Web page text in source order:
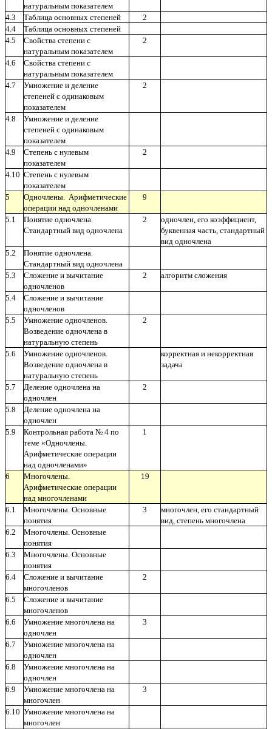
натуральным показателем
4.3
Таблица основных степеней
2
4.4
Таблица основных степеней
4.5
Свойства степени с
натуральным показателем
2
4.6
Свойства степени с
натуральным показателем
4.7
Умножение и деление
степеней с одинаковым
показателем
2
4.8
Умножение и деление
степеней с одинаковым
показателем
4.9
Степень с нулевым
показателем
2
4.10 Степень с нулевым
показателем
5
Одночлены. Арифметические
операции над одночленами
9
5.1
Понятие одночлена.
Стандартный вид одночлена
2
одночлен, его коэффициент,
буквенная часть, стандартный
вид одночлена
5.2
Понятие одночлена.
Стандартный вид одночлена
5.3
Сложение и вычитание
одночленов
2 алгоритм сложения
5.4
Сложение и вычитание
одночленов
5.5
Умножение одночленов.
Возведение одночлена в
натуральную степень
2
5.6
Умножение одночленов.
Возведение одночлена в
натуральную степень
корректная и некорректная
задача
5.7
Деление одночлена на
одночлен
2
5.8
Деление одночлена на
одночлен
5.9
Контрольная работа № 4 по
теме «Одночлены.
Арифметические операции
над одночленами»
1
6
Многочлены.
Арифметические операции
над многочленами
19
6.1
Многочлены. Основные
понятия
3
многочлен, его стандартный
вид, степень многочлена
6.2
Многочлены. Основные
понятия
6.3
Многочлены. Основные
понятия
6.4
Сложение и вычитание
многочленов
2
6.5
Сложение и вычитание
многочленов
6.6
Умножение многочлена на
одночлен
3
6.7
Умножение многочлена на
одночлен
6.8
Умножение многочлена на
одночлен
6.9
Умножение многочлена на
многочлен
3
6.10 Умножение многочлена на
многочлен